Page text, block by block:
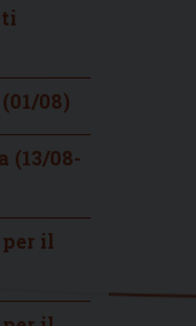
08)
(13/08-
il